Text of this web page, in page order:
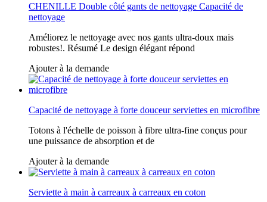
CHENILLE Double côté gants de nettoyage Capacité de
nettoyage
Améliorez le nettoyage avec nos gants ultra-doux mais
robustes!. Résumé Le design élégant répond
Ajouter à la demande
Capacité de nettoyage à forte douceur serviettes en microfibre
Totons à l'échelle de poisson à fibre ultra-fine conçus pour
une puissance de absorption et de
Ajouter à la demande
Serviette à main à carreaux à carreaux en coton